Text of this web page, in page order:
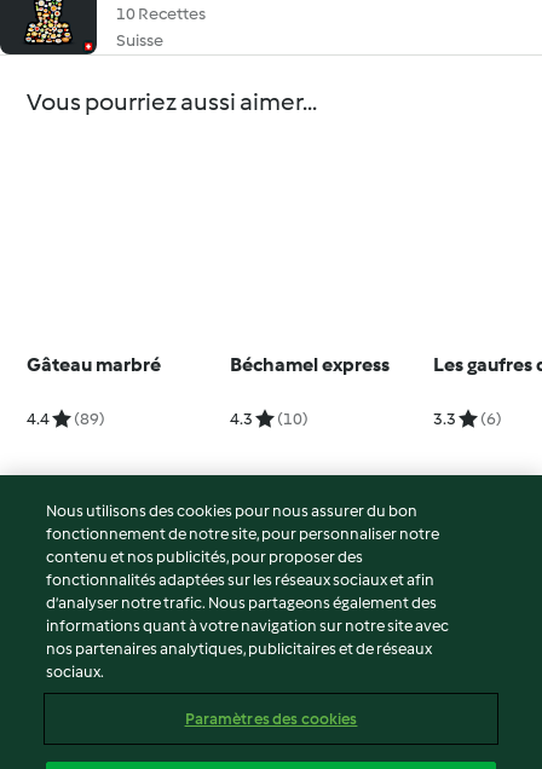
10 Recettes
Suisse
Vous pourriez aussi aimer...
Gâteau marbré
4.4 (89)
Béchamel express
4.3 (10)
Les gaufres
3.3 (6)
© Copyright 2026
Conditions d'utilisation
Politique de confidentialité
Non-responsabilité
Mentions légales
Contenu du rapport
Nous utilisons des cookies pour nous assurer du bon
fonctionnement de notre site, pour personnaliser notre
contenu et nos publicités, pour proposer des
fonctionnalités adaptées sur les réseaux sociaux et afin
d’analyser notre trafic. Nous partageons également des
informations quant à votre navigation sur notre site avec
nos partenaires analytiques, publicitaires et de réseaux
sociaux.
Paramètres des cookies